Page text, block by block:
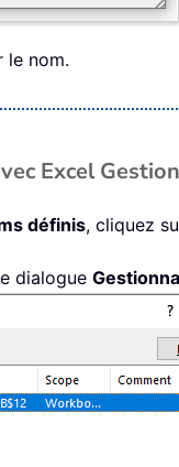
le nom.
Excel
définis, cliquez
dialogue